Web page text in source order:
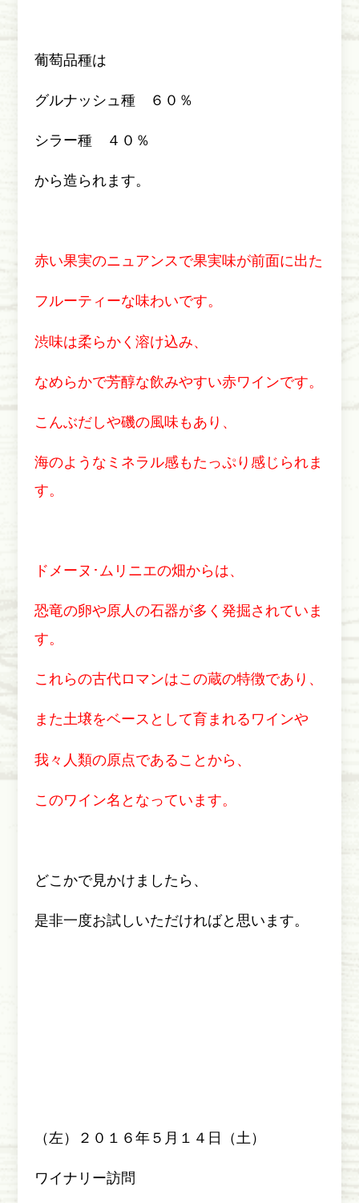
葡萄品種は
グルナッシュ種 ６０％
シラー種 ４０％
から造られます。
赤い果実のニュアンスで果実味が前面に出た
フルーティーな味わいです。
渋味は柔らかく溶け込み、
なめらかで芳醇な飲みやすい赤ワインです。
こんぶだしや磯の風味もあり、
海のようなミネラル感もたっぷり感じられま
す。
ドメーヌ･ムリニエの畑からは、
恐竜の卵や原人の石器が多く発掘されていま
す。
これらの古代ロマンはこの蔵の特徴であり、
また土壌をベースとして育まれるワインや
我々人類の原点であることから、
このワイン名となっています。
どこかで見かけましたら、
是非一度お試しいただければと思います。
（左）２０１６年５月１４日（土）
ワイナリー訪問